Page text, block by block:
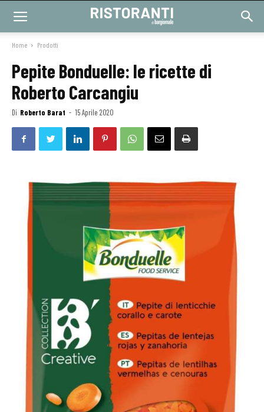
Home Prodotti
Pepite Bonduelle: le ricette di
Roberto Carcangiu
Di Roberto Barat - 15 Aprile 2020